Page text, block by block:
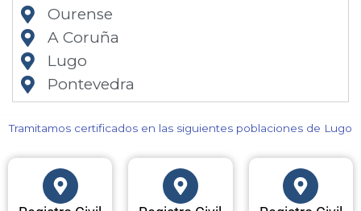
Ourense
A Coruña
Lugo
Pontevedra
Tramitamos certificados en las siguientes poblaciones de Lugo​